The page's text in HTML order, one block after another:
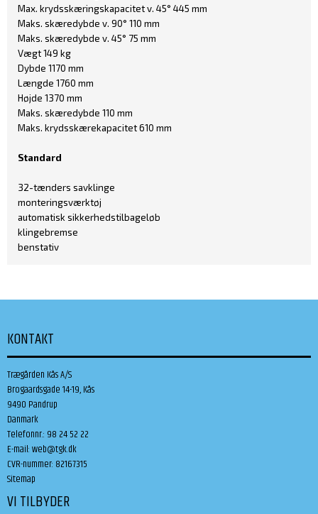
Max. krydsskæringskapacitet v. 45° 445 mm
Maks. skæredybde v. 90° 110 mm
Maks. skæredybde v. 45° 75 mm
Vægt 149 kg
Dybde 1170 mm
Længde 1760 mm
Højde 1370 mm
Maks. skæredybde 110 mm
Maks. krydsskærekapacitet 610 mm
Standard
32-tænders savklinge
monteringsværktøj
automatisk sikkerhedstilbageløb
klingebremse
benstativ
KONTAKT
Trægården Kås A/S
Brogaardsgade 14-19, Kås
9490 Pandrup
Danmark
Telefonnr.: 98 24 52 22
E-mail:web@tgk.dk
CVR-nummer: 82167315
Sitemap
VI TILBYDER